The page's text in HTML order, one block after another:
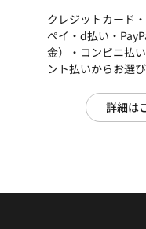
クレジットカード
ぺイ・d払い・
金）・コンビニ払
ント払いからお選
詳細は